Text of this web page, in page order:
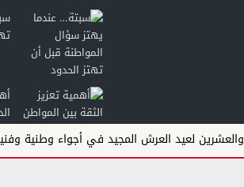
لعيد العرش المجيد في أجواء وطنية وفنية